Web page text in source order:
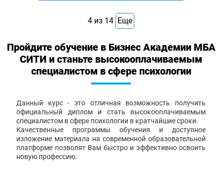
4 из 14 Еще
Пройдите обучение в Бизнес Академии МБА
СИТИ и станьте высокооплачиваемым
специалистом в сфере психологии
Данный курс - это отличная возможность получить
официальный диплом и стать высокооплачиваемым
специалистом в сфере психологии в кратчайшие сроки.
Качественные программы обучения и доступное
изложение материала на современной образовательной
платформе позволят Вам быстро и эффективно освоить
новую профессию.